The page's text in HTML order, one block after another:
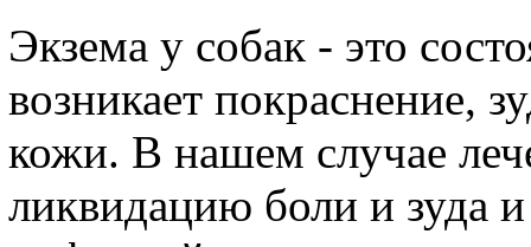
Экзема у собак - это
возникает покраснение,
кожи. В нашем случае
ликвидацию боли и зуда